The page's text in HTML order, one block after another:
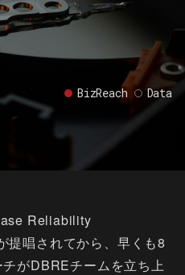
BizReach Data
Reliability
唱されてから、早くも8
がDBREチームを立ち上